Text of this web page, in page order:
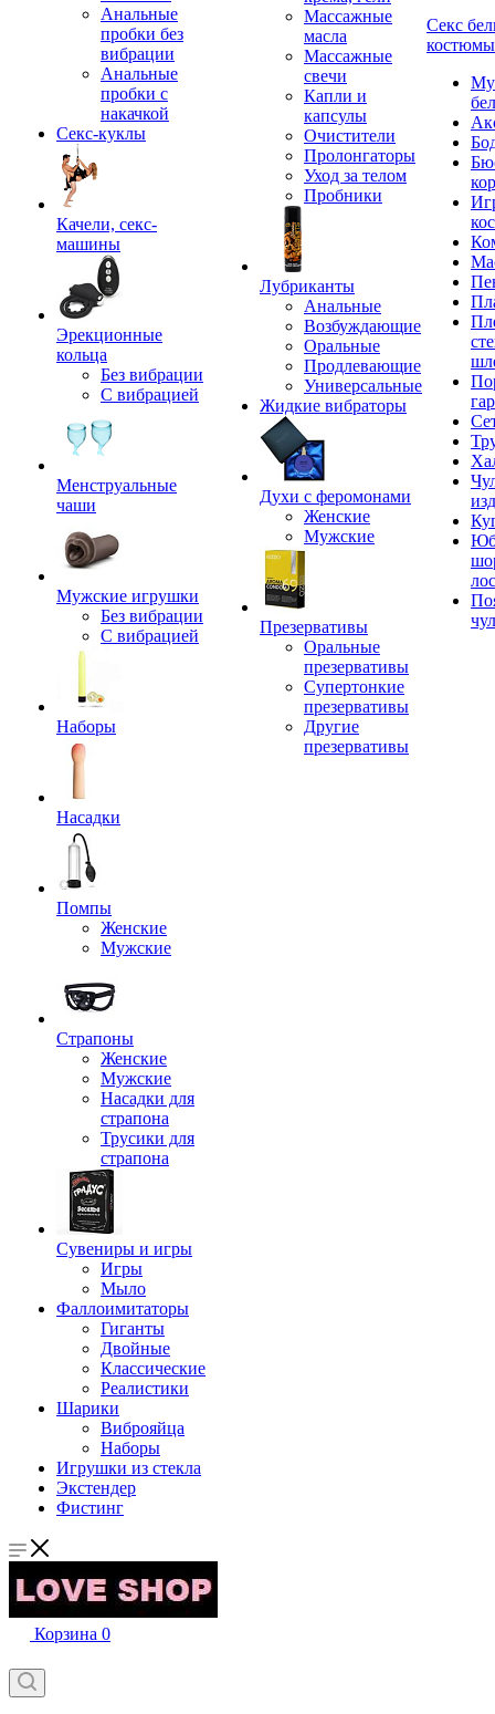
Анальные
пробки без
вибрации
Анальные
пробки с
накачкой
Секс-куклы
Качели, секс-
машины
Эрекционные
кольца
Без вибрации
С вибрацией
Менструальные
чаши
Мужские игрушки
Без вибрации
С вибрацией
Наборы
Насадки
Помпы
Женские
Мужские
Страпоны
Женские
Мужские
Насадки для
страпона
Трусики для
страпона
Сувениры и игры
Игры
Мыло
Фаллоимитаторы
Гиганты
Двойные
Классические
Реалистики
Шарики
Виброяйца
Наборы
Игрушки из стекла
Экстендер
Фистинг
Массажные
масла
Массажные
свечи
Капли и
капсулы
Очистители
Пролонгаторы
Уход за телом
Пробники
Лубриканты
Анальные
Возбуждающие
Оральные
Продлевающие
Универсальные
Жидкие вибраторы
Духи с феромонами
Женские
Мужские
Презервативы
Оральные
презервативы
Супертонкие
презервативы
Другие
презервативы
Секс
костюмы
Корзина 0